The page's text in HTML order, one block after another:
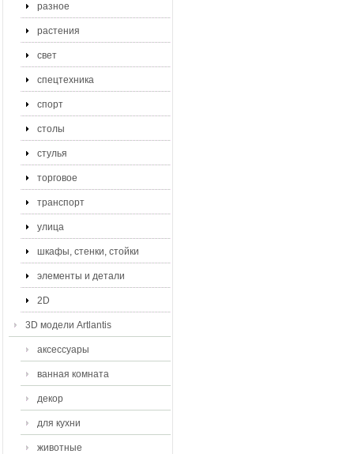
разное
растения
свет
спецтехника
спорт
столы
стулья
торговое
транспорт
улица
шкафы, стенки, стойки
элементы и детали
2D
3D модели Artlantis
аксессуары
ванная комната
декор
для кухни
животные